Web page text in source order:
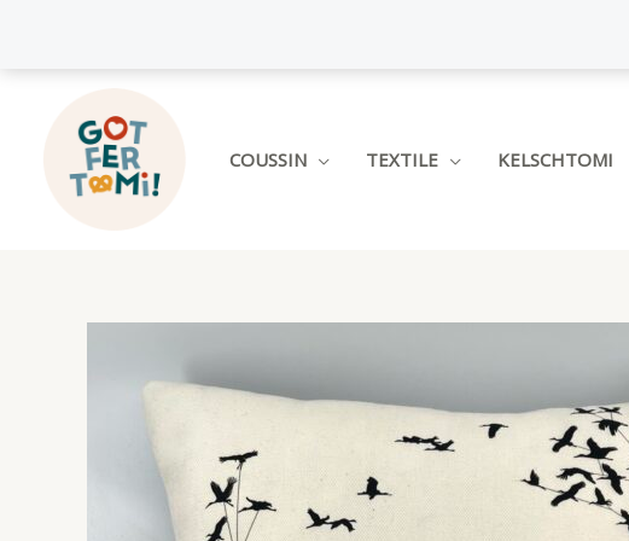
COUSSIN TEXTILE KELSCHTOMI